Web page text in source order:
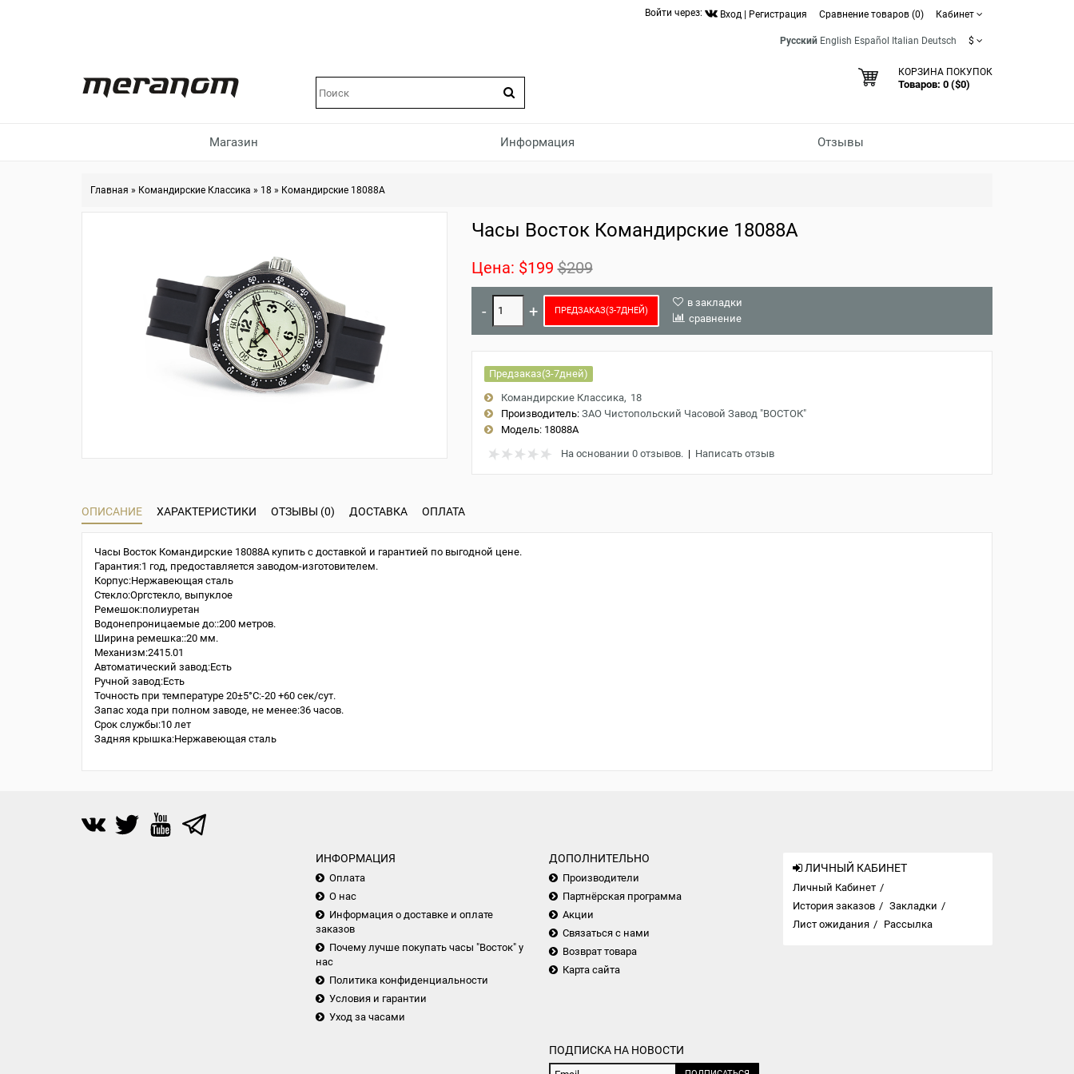
Войти через: Вход Регистрация Сравнение товаров (0) Кабинет
Русский English Español Italian Deutsch $
КОРЗИНА ПОКУПОК
Товаров: 0 ($0)
Магазин Информация Отзывы
Главная » Командирские Классика » 18 » Командирские 18088A
Часы Восток Командирские 18088A
Цена: $199 $209
ПРЕДЗАКАЗ(3-7ДНЕЙ)
в закладки
сравнение
Предзаказ(3-7дней)
Командирские Классика
18
Производитель: ЗАО Чистопольский Часовой Завод "ВОСТОК"
Модель:18088A
На основании 0 отзывов.| Написать отзыв
ОПИСАНИЕ ХАРАКТЕРИСТИКИ ОТЗЫВЫ (0) ДОСТАВКА ОПЛАТА
Часы Восток Командирские 18088A купить с доставкой и гарантией по выгодной цене.
Гарантия:1 год, предоставляется заводом-изготовителем.
Корпус:Нержавеющая сталь
Стекло:Оргстекло, выпуклое
Ремешок:полиуретан
Водонепроницаемые до::200 метров.
Ширина ремешка::20 мм.
Механизм:2415.01
Автоматический завод:Есть
Ручной завод:Есть
Точность при температуре 20±5°С:-20 +60 сек/сут.
Запас хода при полном заводе, не менее:36 часов.
Срок службы:10 лет
Задняя крышка:Нержавеющая сталь
ИНФОРМАЦИЯ
Оплата
О нас
Информация о доставке и оплате
заказов
Почему лучше покупать часы "Восток" у
нас
Политика конфиденциальности
Условия и гарантии
Уход за часами
ДОПОЛНИТЕЛЬНО
Производители
Партнёрская программа
Акции
Связаться с нами
Возврат товара
Карта сайта
ПОДПИСКА НА НОВОСТИ
ЛИЧНЫЙ КАБИНЕТ
Личный Кабинет
История заказов
Закладки
Лист ожидания
Рассылка